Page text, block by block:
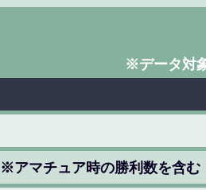
※データ対
※アマチュア時の勝利数を含む